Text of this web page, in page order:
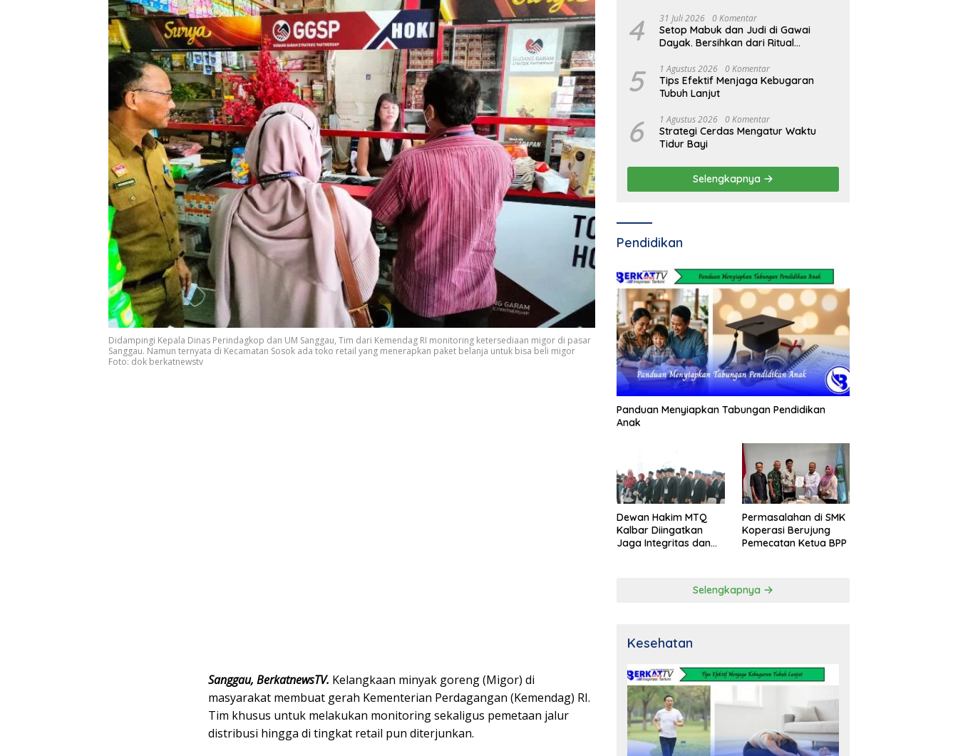
Didampingi Kepala Dinas Perindagkop dan UM Sanggau, Tim dari Kemendag RI monitoring ketersediaan migor di pasar
Sanggau. Namun ternyata di Kecamatan Sosok ada toko retail yang menerapkan paket belanja untuk bisa beli migor
Foto: dok berkatnewstv
Sanggau, BerkatnewsTV. Kelangkaan minyak goreng (Migor) di
masyarakat membuat gerah Kementerian Perdagangan (Kemendag) RI.
Tim khusus untuk melakukan monitoring sekaligus pemetaan jalur
distribusi hingga di tingkat retail pun diterjunkan.
4 31 Juli 2026 0 Komentar
Setop Mabuk dan Judi di Gawai
Dayak. Bersihkan dari Ritual
5 1 Agustus 2026 0 Komentar
Tips Efektif Menjaga Kebugaran
Tubuh Lanjut
6 1 Agustus 2026 0 Komentar
Strategi Cerdas Mengatur Waktu
Tidur Bayi
Selengkapnya
Pendidikan
Panduan Menyiapkan Tabungan Pendidikan
Anak
Dewan Hakim MTQ
Kalbar Diingatkan
Jaga Integritas dan
Permasalahan di SMK
Koperasi Berujung
Pemecatan Ketua BPP
Selengkapnya
Kesehatan